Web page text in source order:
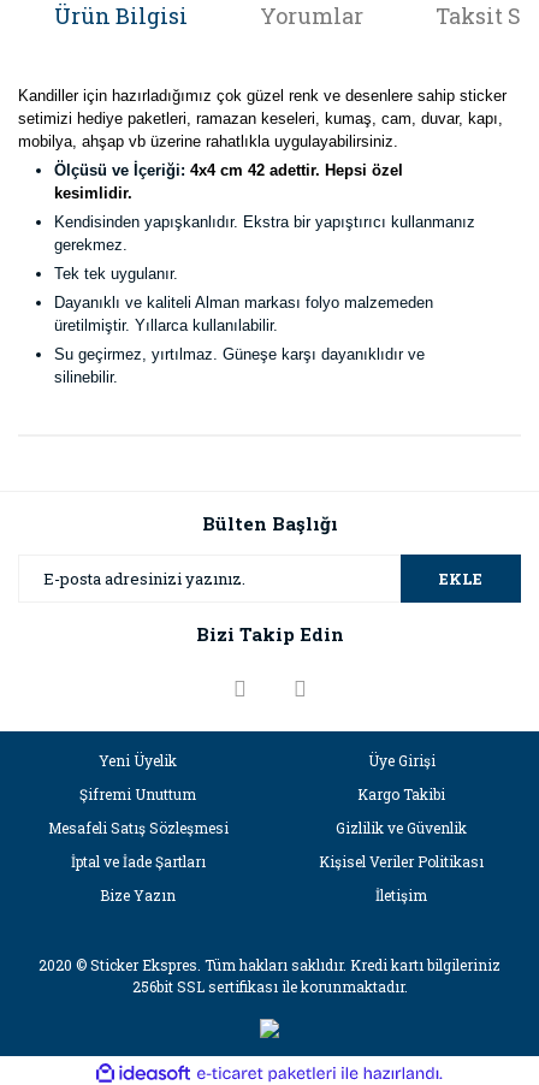
Ürün Bilgisi Yorumlar Taksit
Kandiller için hazırladığımız çok güzel renk ve desenlere sahip sticker
setimizi hediye paketleri, ramazan keseleri, kumaş, cam, duvar, kapı,
mobilya, ahşap vb üzerine rahatlıkla uygulayabilirsiniz.
Ölçüsü ve İçeriği: 4x4 cm 42 adettir. Hepsi özel
kesimlidir.
Kendisinden yapışkanlıdır. Ekstra bir yapıştırıcı kullanmanız
gerekmez.
Tek tek uygulanır.
Dayanıklı ve kaliteli Alman markası folyo malzemeden
üretilmiştir. Yıllarca kullanılabilir.
Su geçirmez, yırtılmaz. Güneşe karşı dayanıklıdır ve
silinebilir.
Görüş ve önerileriniz için teşekkür ederiz.
Ürün resmi kalitesiz, bozuk veya görüntülenemiyor.
Ürün bilgilerinde hatalar bulunuyor.
Bülten Başlığı
EKLE
Bizi Takip Edin
Yeni Üyelik
Üye Girişi
Şifremi Unuttum
Kargo Takibi
Mesafeli Satış Sözleşmesi
Gizlilik ve Güvenlik
İptal ve İade Şartları
Kişisel Veriler Politikası
Bize Yazın
İletişim
2020 © Sticker Ekspres. Tüm hakları saklıdır. Kredi kartı bilgileriniz
256bit SSL sertifikası ile korunmaktadır.
ideasoft e-